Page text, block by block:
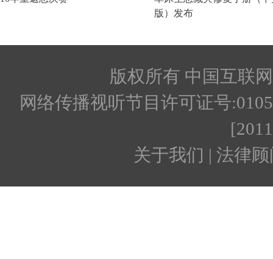
版权所有 中国互联
网络传播视听节目许可证号
关于我们 | 法律